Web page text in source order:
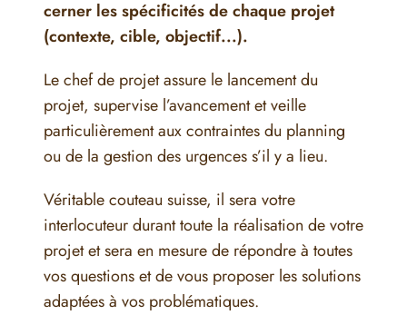
cerner les spécificités de chaque projet
(contexte, cible, objectif...).
Le chef de projet assure le lancement du
projet, supervise l’avancement et veille
particulièrement aux contraintes du planning
ou de la gestion des urgences s’il y a lieu.
Véritable couteau suisse, il sera votre
interlocuteur durant toute la réalisation de votre
projet et sera en mesure de répondre à toutes
vos questions et de vous proposer les solutions
adaptées à vos problématiques.